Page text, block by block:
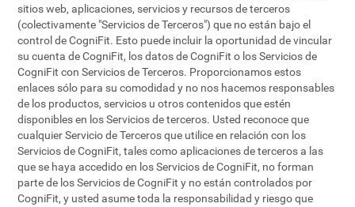
sitios web, aplicaciones, servicios y recursos de terceros
(colectivamente "Servicios de Terceros") que no están bajo el
control de CogniFit. Esto puede incluir la oportunidad de vincular
su cuenta de CogniFit, los datos de CogniFit o los Servicios de
CogniFit con Servicios de Terceros. Proporcionamos estos
enlaces sólo para su comodidad y no nos hacemos responsables
de los productos, servicios u otros contenidos que estén
disponibles en los Servicios de terceros. Usted reconoce que
cualquier Servicio de Terceros que utilice en relación con los
Servicios de CogniFit, tales como aplicaciones de terceros a las
que se haya accedido en los Servicios de CogniFit, no forman
parte de los Servicios de CogniFit y no están controlados por
CogniFit, y usted asume toda la responsabilidad y riesgo que